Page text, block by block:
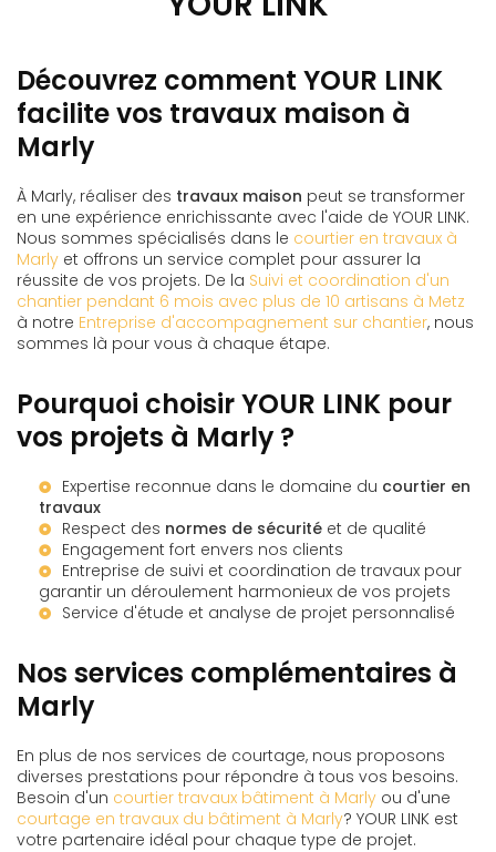
Découvrez comment YOUR LINK
facilite vos travaux maison à
Marly
À Marly, réaliser des travaux maison peut se transformer
en une expérience enrichissante avec l'aide de YOUR LINK.
Nous sommes spécialisés dans le courtier en travaux à
Marly et offrons un service complet pour assurer la
réussite de vos projets. De la Suivi et coordination d'un
chantier pendant 6 mois avec plus de 10 artisans à Metz
à notre Entreprise d'accompagnement sur chantier, nous
sommes là pour vous à chaque étape.
Pourquoi choisir YOUR LINK pour
vos projets à Marly ?
Expertise reconnue dans le domaine du courtier en
travaux
Respect des normes de sécurité et de qualité
Engagement fort envers nos clients
Entreprise de suivi et coordination de travaux pour
garantir un déroulement harmonieux de vos projets
Service d'étude et analyse de projet personnalisé
Nos services complémentaires à
Marly
En plus de nos services de courtage, nous proposons
diverses prestations pour répondre à tous vos besoins.
Besoin d'un courtier travaux bâtiment à Marly ou d'une
courtage en travaux du bâtiment à Marly? YOUR LINK est
votre partenaire idéal pour chaque type de projet.